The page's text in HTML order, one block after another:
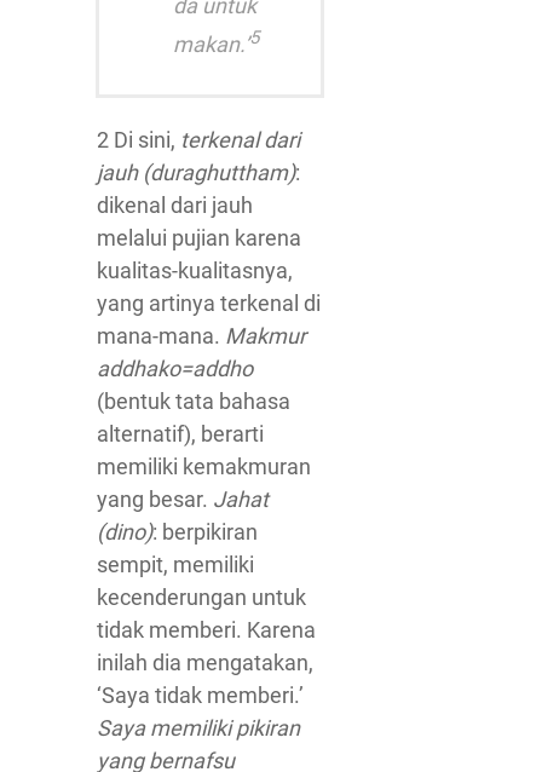
da untuk
makan.’5
2 Di sini, terkenal dari
jauh (duraghuttham):
dikenal dari jauh
melalui pujian karena
kualitas-kualitasnya,
yang artinya terkenal di
mana-mana. Makmur
addhako=addho
(bentuk tata bahasa
alternatif), berarti
memiliki kemakmuran
yang besar. Jahat
(dino): berpikiran
sempit, memiliki
kecenderungan untuk
tidak memberi. Karena
inilah dia mengatakan,
‘Saya tidak memberi.’
Saya memiliki pikiran
yang bernafsu